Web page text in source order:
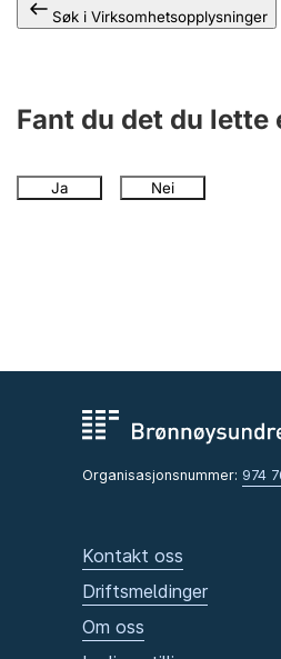
Søk i Virksomhetsopplysninger
Fant du det du lette
Ja Nei
Organisasjonsnummer: 974
Kontakt oss
Driftsmeldinger
Om oss